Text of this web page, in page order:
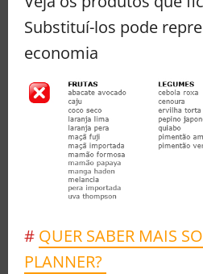
Substituí-los pode
economia
# QUER SABER MAIS
PLANNER?